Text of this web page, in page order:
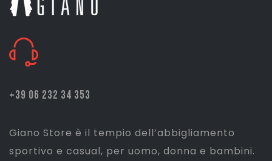
+39 06 232 34 353
Giano Store è il tempio dell’abbigliamento
sportivo e casual, per uomo, donna e bambini.